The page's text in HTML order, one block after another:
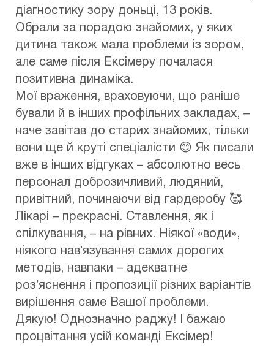
діагностику зору доньці, 13 років.
Обрали за порадою знайомих, у яких
дитина також мала проблеми із зором,
але саме після Ексімеру почалася
позитивна динаміка.
Мої враження, враховуючи, що раніше
бували й в інших профільних закладах, –
наче завітав до старих знайомих, тільки
вони ще й круті спеціалісти 😊 Як писали
вже в інших відгуках – абсолютно весь
персонал доброзичливий, людяний,
привітний, починаючи від гардеробу 🥰
Лікарі – прекрасні. Ставлення, як і
спілкування, – на рівних. Ніякої «води»,
ніякого навʼязування самих дорогих
методів, навпаки – адекватне
розʼяснення і пропозиції різних варіантів
вирішення саме Вашої проблеми.
Дякую! Однозначно раджу! І бажаю
процвітання усій команді Ексімер!